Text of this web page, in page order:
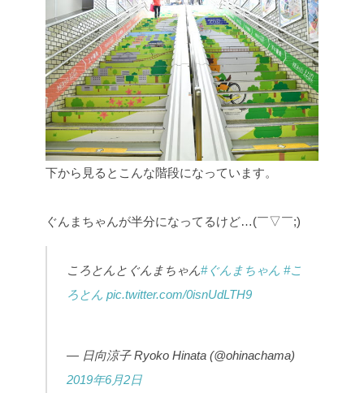
下から見るとこんな階段になっています。
ぐんまちゃんが半分になってるけど…(￣▽￣;)
ころとんとぐんまちゃん#ぐんまちゃん #こ
ろとん pic.twitter.com/0isnUdLTH9
— 日向涼子 Ryoko Hinata (@ohinachama)
2019年6月2日